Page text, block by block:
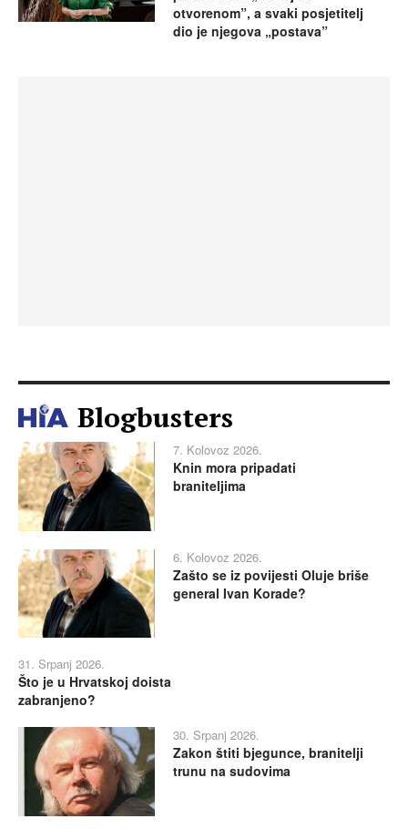
otvorenom”, a svaki posjetitelj
dio je njegova „postava”
Blogbusters
7. Kolovoz 2026.
Knin mora pripadati
braniteljima
6. Kolovoz 2026.
Zašto se iz povijesti Oluje briše
general Ivan Korade?
31. Srpanj 2026.
Što je u Hrvatskoj doista
zabranjeno?
30. Srpanj 2026.
Zakon štiti bjegunce, branitelji
trunu na sudovima